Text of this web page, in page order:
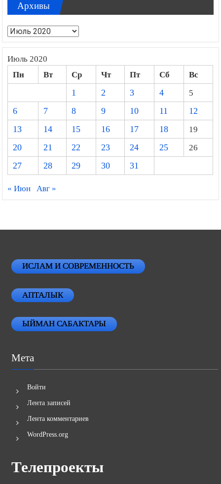
Архивы
Архивы
Июль 2020
Пн Вт Ср Чт Пт Сб
Вс
1
2 3 4
5
6
7 8 9 10 11
12
13
14 15 16 17 18
19
20
21 22 23 24 25
26
27
28 29 30 31
« Июн Авг »
ИСЛАМ И СОВРЕМЕННОСТЬ
АПТАЛЫК
ЫЙМАН САБАКТАРЫ
Мета
Войти
Лента записей
Лента комментариев
WordPress.org
Телепроекты